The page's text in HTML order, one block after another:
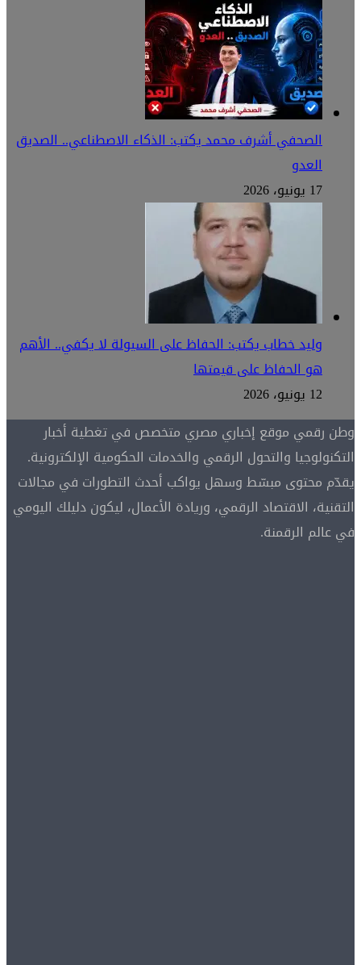
الصحفي أشرف محمد يكتب: الذكاء الاصطناعي.. الصديق
العدو
17 يونيو، 2026
وليد خطاب يكتب: الحفاظ على السيولة لا يكفي.. الأهم
هو الحفاظ على قيمتها
12 يونيو، 2026
وطن رقمي موقع إخباري مصري متخصص في تغطية أخبار
التكنولوجيا والتحول الرقمي والخدمات الحكومية الإلكترونية.
يقدّم محتوى مبسّط وسهل يواكب أحدث التطورات في مجالات
التقنية، الاقتصاد الرقمي، وريادة الأعمال، ليكون دليلك اليومي
في عالم الرقمنة.